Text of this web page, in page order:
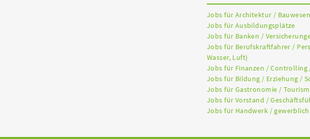
Jobs für Architektur / Bauwesen
Jobs für Ausbildungsplätze
Jobs für Banken /
Jobs für Berufskraftfahrer /
Wasser, Luft)
Jobs für Finanzen / Controlling
Jobs für Bildung / Erziehung /
Jobs für Gastronomie /
Jobs für Vorstand /
Jobs für Handwerk /